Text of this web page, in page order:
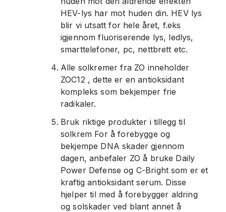
HEV-lys har mot huden din. HEV lys
blir vi utsatt for hele året, f.eks
igjennom fluoriserende lys, ledlys,
smarttelefoner, pc, nettbrett etc.
Alle solkremer fra ZO inneholder
ZOC12 , dette er en antioksidant
kompleks som bekjemper frie
radikaler.
Bruk riktige produkter i tillegg til
solkrem For å forebygge og
bekjempe DNA skader gjennom
dagen, anbefaler ZO å bruke Daily
Power Defense og C-Bright som er et
kraftig antioksidant serum. Disse
hjelper til med å forebygger aldring
og solskader ved blant annet å